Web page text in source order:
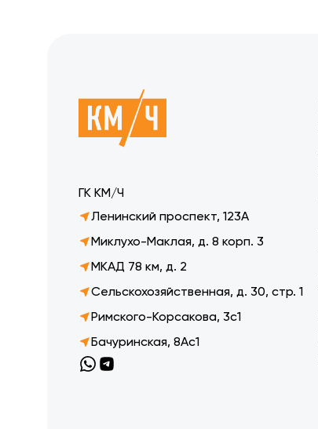
ГК КМ/Ч
Ленинский проспект, 123А
Миклухо-Маклая, д. 8 корп. 3
МКАД 78 км, д. 2
Сельскохозяйственная, д. 30, стр. 1
Римского-Корсакова, 3с1
Бачуринская, 8Ас1